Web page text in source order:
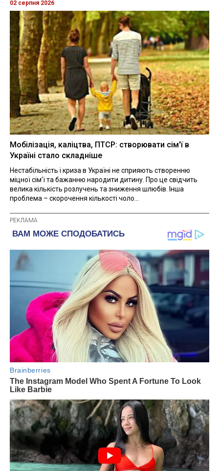
02 серпня 2026
Мобілізація, каліцтва, ПТСР: створювати сім'ї в
Україні стало складніше
Нестабільність і криза в Україні не сприяють створенню
міцної сім'ї та бажанню народити дитину. Про це свідчить
велика кількість розлучень та зниження шлюбів. Інша
проблема – скорочення кількості чоло...